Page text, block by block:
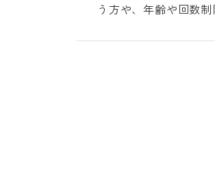
う方や、年齢や回数